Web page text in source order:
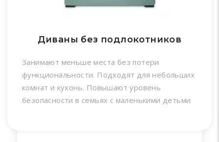
Диваны без подлокотников
Занимают меньше места без потери
функциональности. Подходят для небольших
комнат и кухонь. Повышают уровень
безопасности в семьях с маленькими детьми